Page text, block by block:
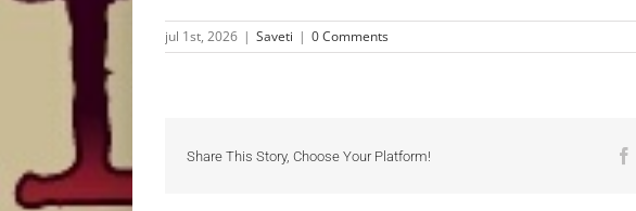
jul 1st, 2026 | Saveti | 0 Comments
Share This Story, Choose Your Platform!